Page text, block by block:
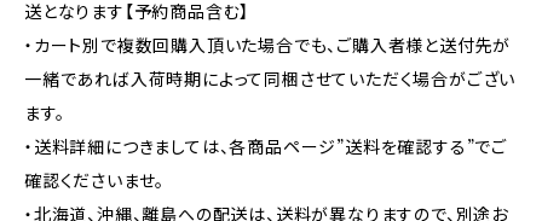
送となります【予約商品含む】
・カート別で複数回購入頂いた場合でも、ご購入者様と送付先が
一緒であれば入荷時期によって同梱させていただく場合がござい
ます。
・送料詳細につきましては、各商品ページ”送料を確認する”でご
確認くださいませ。
・北海道、沖縄、離島への配送は、送料が異なりますので、別途お